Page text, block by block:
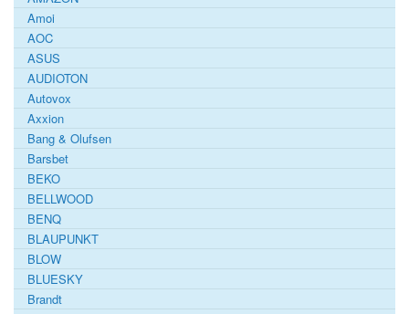
Amoi
AOC
ASUS
AUDIOTON
Autovox
Axxion
Bang & Olufsen
Barsbet
BEKO
BELLWOOD
BENQ
BLAUPUNKT
BLOW
BLUESKY
Brandt